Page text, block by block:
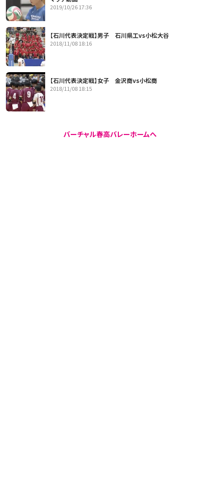
2019/10/26 17:36
【石川代表決定戦】男子 石川県工vs小松大谷
2018/11/08 18:16
【石川代表決定戦】女子 金沢商vs小松商
2018/11/08 18:15
バーチャル春高バレーホームへ